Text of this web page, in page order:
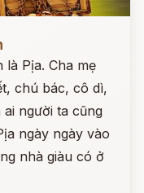
là Pịa. Cha mẹ
chú bác, cô dì,
người ta cũng
ngày ngày vào
nhà giàu có ở